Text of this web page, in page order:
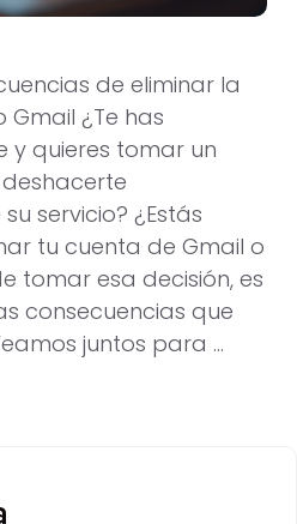
de eliminar la
¿Te has
y quieres tomar un
servicio? ¿Estás
tu cuenta de Gmail o
tomar esa decisión, es
consecuencias que
juntos para …